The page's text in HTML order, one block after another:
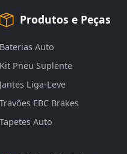
Produtos e Peças
Baterias Auto
Kit Pneu Suplente
Jantes Liga-Leve
Travões EBC Brakes
Tapetes Auto